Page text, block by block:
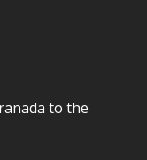
to the